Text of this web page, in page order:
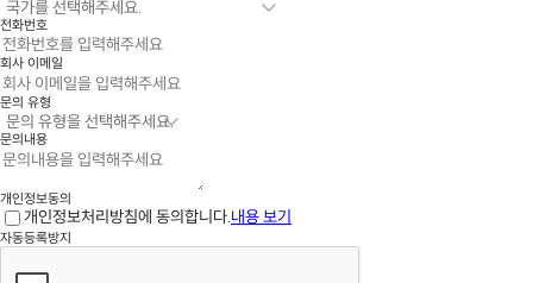
전화번호
회사 이메일
문의 유형
문의내용
개인정보동의
개인정보처리방침에 동의합니다. 내용 보기
자동등록방지